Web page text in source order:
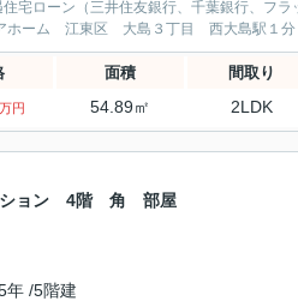
宅ローン（三井住友銀行、千葉銀行、フ
面積 間取り
万円 54.89㎡ 2LDK
ション 4階 角 部屋
年 /5階建